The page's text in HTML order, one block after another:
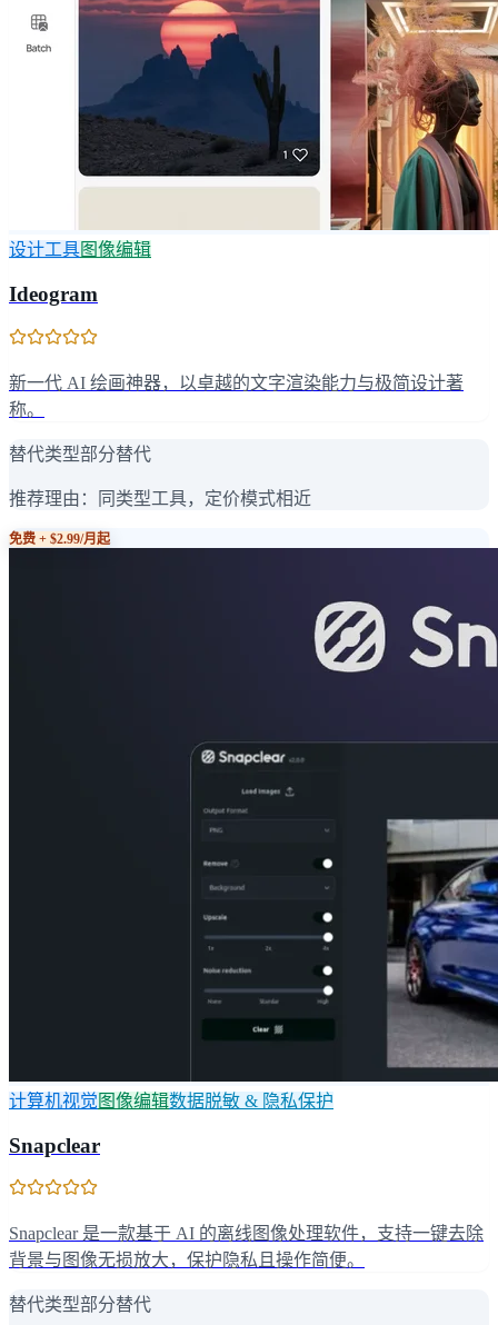
设计工具图像编辑
Ideogram
新一代 AI 绘画神器，以卓越的文字渲染能力与极简设计著
称。
替代类型部分替代
推荐理由： 同类型工具，定价模式相近
免费 + $2.99/月起
计算机视觉 图像编辑数据脱敏 & 隐私保护
Snapclear
Snapclear 是一款基于 AI 的离线图像处理软件，支持一键去除
背景与图像无损放大，保护隐私且操作简便。
替代类型部分替代